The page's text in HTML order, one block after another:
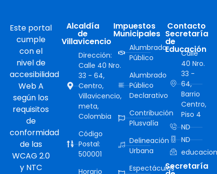
Este portal
cumple
con el
nivel de
accesibilidad
Web A
según los
requisitos
de
conformidad
de las
WCAG 2.0
y NTC
Alcaldía
de
Villavicencio
Dirección:
Calle 40 Nro.
33 - 64,
Centro,
Villavicencio,
meta,
Colombia
Código
Postal:
500001
Horario
Impuestos
Municipales
Alumbrado
Público
Alumbrado
Público
Declarativo
Contribución
Plusvalía
Delineación
Urbana
Espectáculos
Contacto
Secretaría
de
Educación
Calle
40 Nro.
33 -
64,
Barrio
Centro,
Piso 4
ND
ND
Secretaría